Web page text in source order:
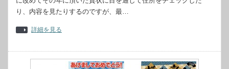
り、内容を見たりするのですが、最…
詳細を見る